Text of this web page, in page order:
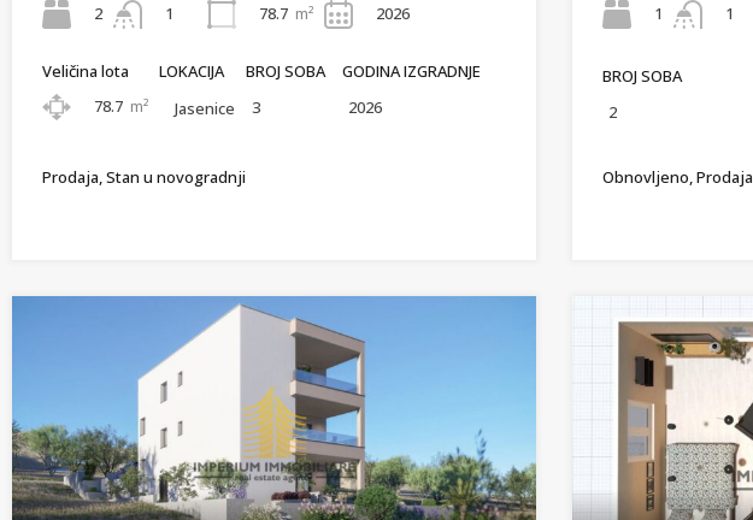
2
1
78.7 m²
2026
Veličina lota
78.7 m²
LOKACIJA
Jasenice
BROJ SOBA
3
GODINA IZGRADNJE
2026
Prodaja, Stan u novogradnji
1
1
BROJ SOBA
2
Obnovljeno, Prodaja